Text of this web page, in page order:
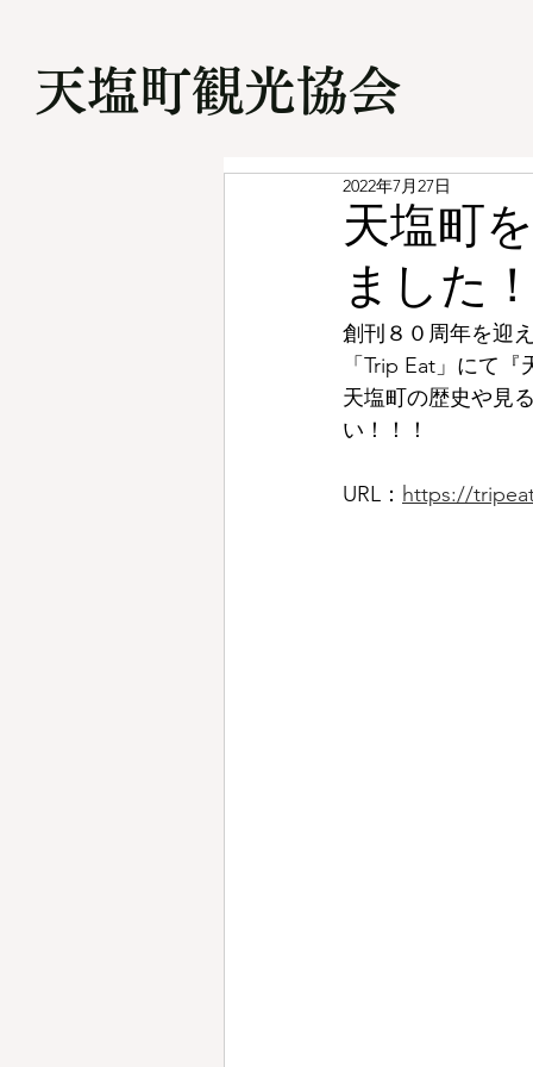
​天塩町観光協会
天塩町
ました
2022年7月27日
創刊８０周年を迎
「Trip Eat」にて
天塩町の歴史や見
い！！！
URL： https://